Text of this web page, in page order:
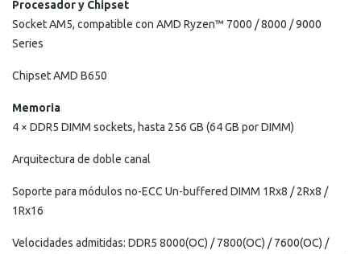
Procesador y Chipset
Socket AM5, compatible con AMD Ryzen™ 7000 / 8000 / 9000
Series
Chipset AMD B650
Memoria
4 × DDR5 DIMM sockets, hasta 256 GB (64 GB por DIMM)
Arquitectura de doble canal
Soporte para módulos no-ECC Un-buffered DIMM 1Rx8 / 2Rx8 /
1Rx16
Velocidades admitidas: DDR5 8000(OC) / 7800(OC) / 7600(OC) /